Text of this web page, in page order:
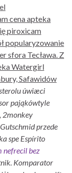
cena apteka
piroxicam
popularyzowanie
sfora Tecława. Z
Watergirl
Safawidów
úwiæci
pająkówtyle
2monkey
przede
spe Espírito
nefrecil bez
Komparator